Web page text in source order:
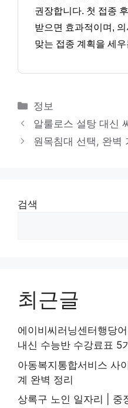
권장합니다. 첫 접종
받으면 효과적이며,
맞는 접종 계획을 세
카
테
리
정보
알룰로스 설탕 대신
원목침대 선택, 완벽
검색
최근글
에이비씨러닝센터행당
내신 수능반 수강료표 5
아동복지통합서비스 사
계 완벽 정리
상록구 노인 일자리 | 중